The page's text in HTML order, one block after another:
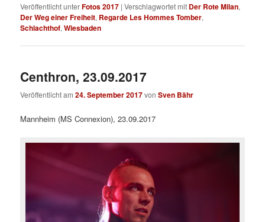
Veröffentlicht unterFotos 2017 |Verschlagwortet mit Der Rote Milan,
Der Weg einer Freiheit, Regarde Les Hommes Tomber,
Schlachthof,Wiesbaden
Centhron, 23.09.2017
Veröffentlicht am24. September 2017vonSven Bähr
Mannheim (MS Connexion), 23.09.2017